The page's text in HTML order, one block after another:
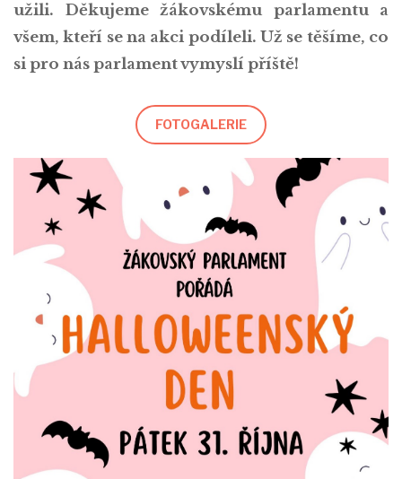
užili. Děkujeme žákovskému parlamentu a
všem, kteří se na akci podíleli. Už se těšíme, co
si pro nás parlament vymyslí příště!
FOTOGALERIE